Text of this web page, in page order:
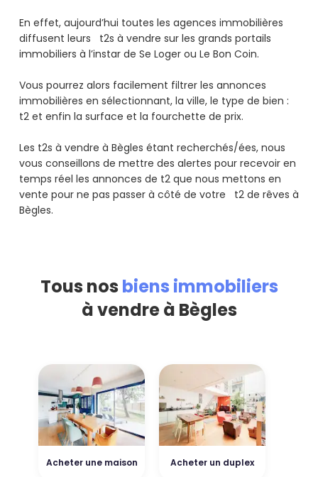
En effet, aujourd’hui toutes les agences immobilières
diffusent leurs t2s à vendre sur les grands portails
immobiliers à l’instar de Se Loger ou Le Bon Coin.
Vous pourrez alors facilement filtrer les annonces
immobilières en sélectionnant, la ville, le type de bien :
t2 et enfin la surface et la fourchette de prix.
Les t2s à vendre à Bègles étant recherchés/ées, nous
vous conseillons de mettre des alertes pour recevoir en
temps réel les annonces de t2 que nous mettons en
vente pour ne pas passer à côté de votre t2 de rêves à
Bègles.
Tous nos biens immobiliers
à vendre à Bègles
Acheter une maison Acheter un duplex